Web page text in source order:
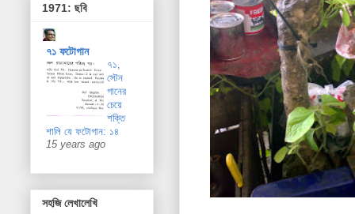
1971: ছবি
৭১ ফটোগান
৭১,
স্টেন
গানের
চেয়ে
শক্তি
শালি যে ফটোগান: ১৪
15 years ago
সহজি লেখালেখি